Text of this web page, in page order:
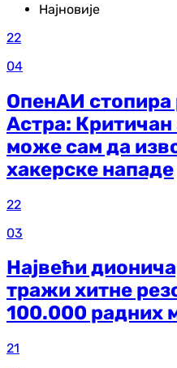
Најновије
22
04
ОпенАИ стопира
Астра: Критичан
може сам да
хакерске нападе
22
03
Највећи
тражи хитне
100.000 радних
21